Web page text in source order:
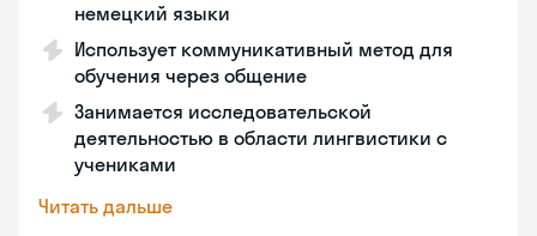
немецкий языки
Использует коммуникативный метод для
обучения через общение
Занимается исследовательской
деятельностью в области лингвистики с
учениками
Читать дальше